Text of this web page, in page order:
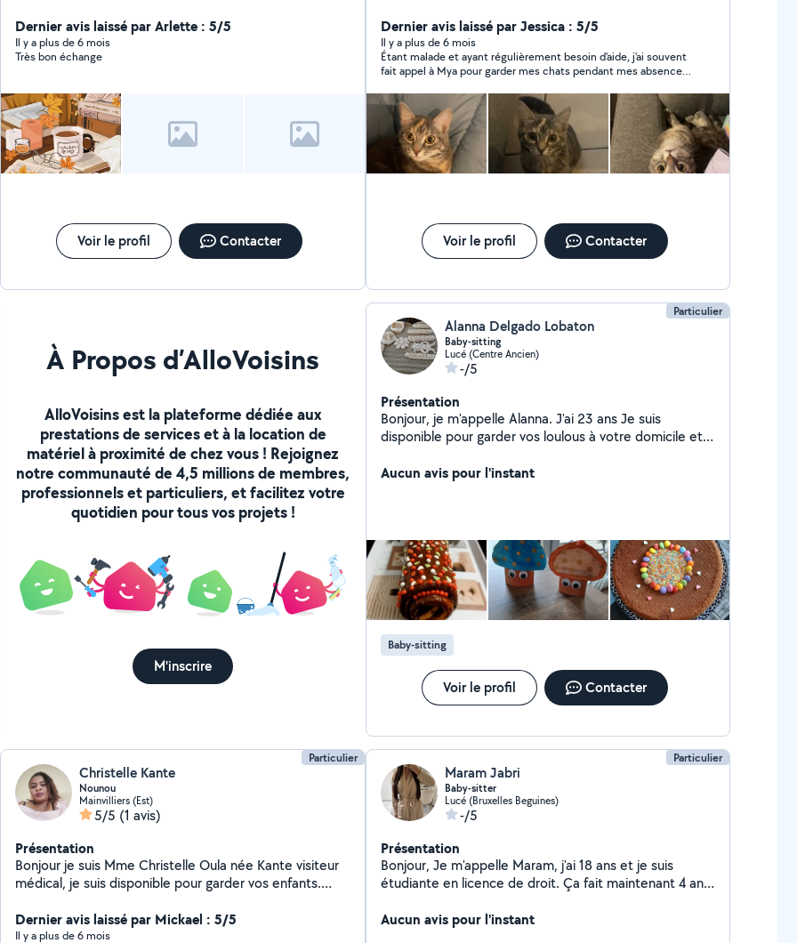
besoin. Je travaille en réseau avec d'autres personnes
expérimentées.
Dernier avis laissé par Arlette : 5/5
Il y a plus de 6 mois
Très bon échange
Voir le profil Contacter
l'habitude car je suis l'aînée d'une fratrie de 4 enfants).
Dernier avis laissé par Jessica : 5/5
Il y a plus de 6 mois
Étant malade et ayant régulièrement besoin d'aide, j'ai souvent
fait appel à Mya pour garder mes chats pendant mes absences
des tâches ménagères que j'ai peine à faire seule. Cela fait plus
d'un an qu'elle me rend régulièrement service, et je ne peux
que vous recommander son aide ! C'est une personne douce,
gentille, de bonne volonté, arrangeante et adorable avec les
animaux ! Je lui fais entièrement confiance sur le fait qu'elle ne
vous décevra pas ! Merci pour tout !!
Voir le profil Contacter
À Propos d’AlloVoisins
AlloVoisins est la plateforme dédiée aux
prestations de services et à la location de
matériel à proximité de chez vous ! Rejoignez
notre communauté de 4,5 millions de membres,
professionnels et particuliers, et facilitez votre
quotidien pour tous vos projets !
M'inscrire
Particulier
Alanna Delgado Lobaton
Baby-sitting
Lucé (Centre Ancien)
-/5
Présentation
Bonjour, je m'appelle Alanna. J'ai 23 ans Je suis
disponible pour garder vos loulous à votre domicile et
activités manuelles, jeux, pâtisseries.. Je fais
Cordialement
Aucun avis pour l'instant
Baby-sitting
Voir le profil Contacter
Particulier
Christelle Kante
Nounou
Mainvilliers (Est)
5/5 (1 avis)
Présentation
Bonjour je suis Mme Christelle Oula née Kante visiteur
médical, je suis disponible pour garder vos enfants.
Dernier avis laissé par Mickael : 5/5
Il y a plus de 6 mois
Particulier
Maram Jabri
Baby-sitter
Lucé (Bruxelles Beguines)
-/5
Présentation
Bonjour, Je m'appelle Maram, j'ai 18 ans et je suis
étudiante en licence de droit. Ça fait maintenant 4 ans
les enfants, j'aime jouer avec eux, les occuper avec des
Aucun avis pour l'instant